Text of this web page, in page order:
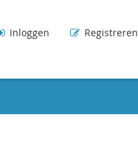
Inloggen Registreren